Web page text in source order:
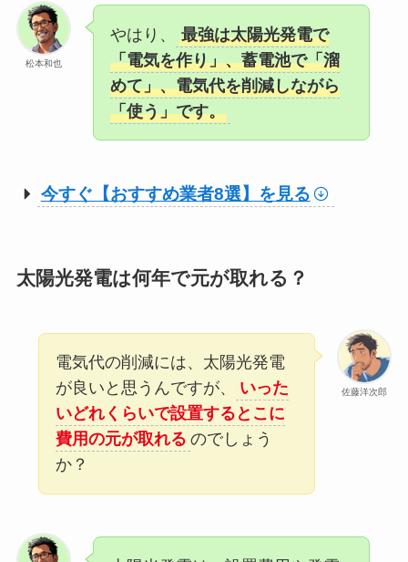
松本和也
やはり、
最強は太陽光発電で
「電気を作り」、蓄電池で「溜
めて」、電気代を削減しながら
「使う」です。
今すぐ【おすすめ業者8選】を見る
太陽光発電は何年で元が取れる？
佐藤洋次郎
電気代の削減には、太陽光発電
が良いと思うんですが、
いった
いどれくらいで設置するとこに
費用の元が取れる のでしょう
か？